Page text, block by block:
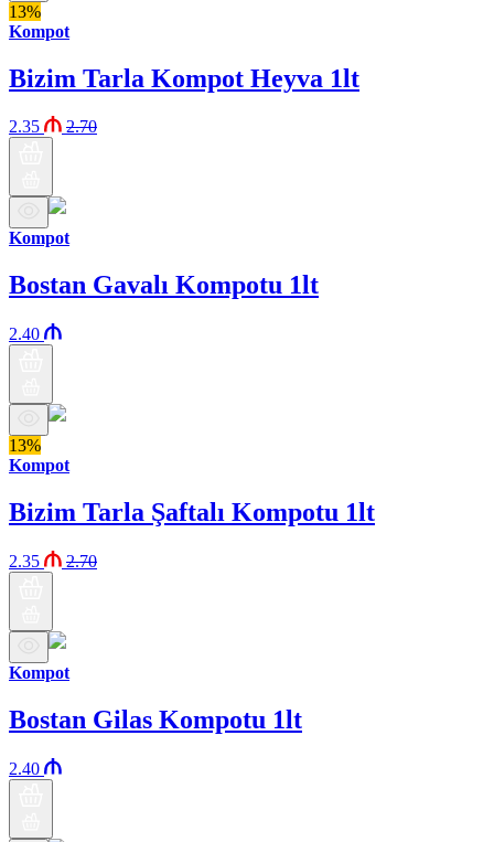
13%
Kompot
Bizim Tarla Kompot Heyva 1lt
2.35 2.70
Kompot
Bostan Gavalı Kompotu 1lt
2.40
13%
Kompot
Bizim Tarla Şaftalı Kompotu 1lt
2.35 2.70
Kompot
Bostan Gilas Kompotu 1lt
2.40